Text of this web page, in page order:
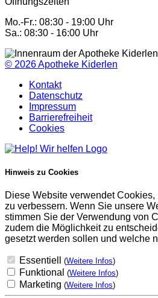
Mo.-Fr.: 08:30 - 19:00 Uhr
Sa.: 08:30 - 16:00 Uhr
© 2026Apotheke Kiderlen
Kontakt
Datenschutz
Impressum
Barrierefreiheit
Cookies
Hinweis zu Cookies
Diese Website verwendet
zu verbessern. Wenn Sie unsere
stimmen Sie der Verwendung von
zudem die Möglichkeit zu
gesetzt werden sollen und welche
Essentiell (Weitere Infos)
Funktional (Weitere Infos)
Marketing (Weitere Infos)